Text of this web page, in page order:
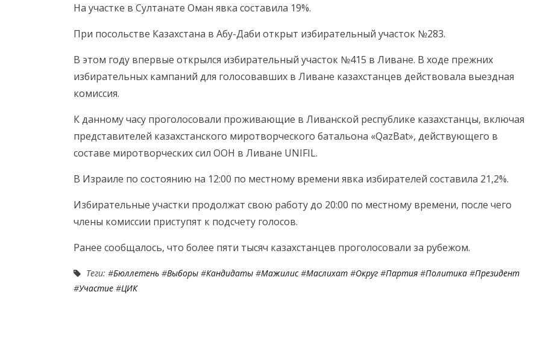
На участке в Султанате Оман явка составила 19%.
При посольстве Казахстана в Абу-Даби открыт избирательный участок №283.
В этом году впервые открылся избирательный участок №415 в Ливане. В ходе прежних
избирательных кампаний для голосовавших в Ливане казахстанцев действовала выездная
комиссия.
К данному часу проголосовали проживающие в Ливанской республике казахстанцы, включая
представителей казахстанского миротворческого батальона «QazBat», действующего в
составе миротворческих сил ООН в Ливане UNIFIL.
В Израиле по состоянию на 12:00 по местному времени явка избирателей составила 21,2%.
Избирательные участки продолжат свою работу до 20:00 по местному времени, после чего
члены комиссии приступят к подсчету голосов.
Ранее сообщалось, что более пяти тысяч казахстанцев проголосовали за рубежом.
Теги: #Бюллетень #Выборы #Кандидаты #Мажилис#Маслихат #Округ #Партия #Политика #Президент
#Участие #ЦИК